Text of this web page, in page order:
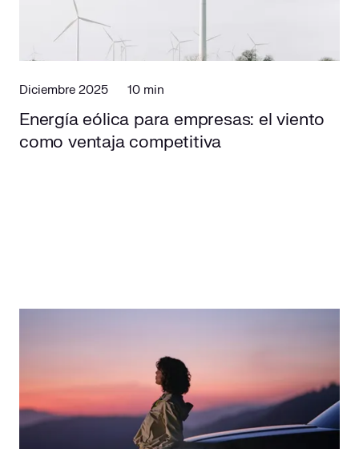
Diciembre 2025 10 min
Energía eólica para empresas: el viento
como ventaja competitiva